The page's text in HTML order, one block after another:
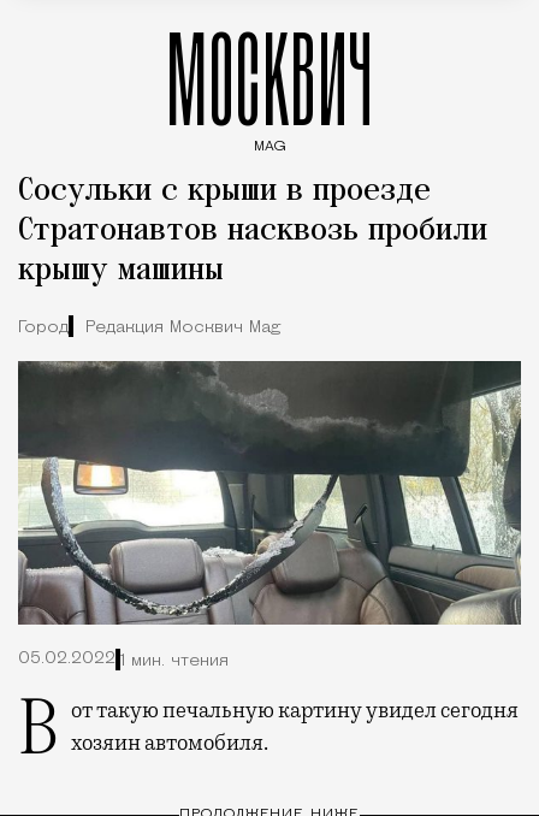
МОСКВИЧ
MAG
Сосульки с крыши в проезде
Стратонавтов насквозь пробили
крышу машины
Город Редакция Москвич Mag
05.02.2022 1 мин. чтения
Вот такую печальную картину увидел сегодня хозяин автомобиля.